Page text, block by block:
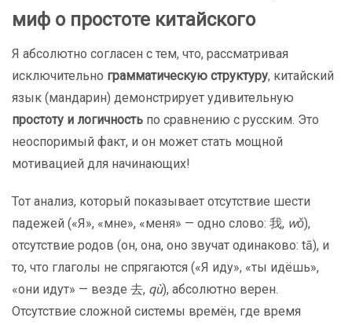
миф о простоте китайского
Я абсолютно согласен с тем, что, рассматривая
исключительно грамматическую структуру, китайский
язык (мандарин) демонстрирует удивительную
простоту и логичность по сравнению с русским. Это
неоспоримый факт, и он может стать мощной
мотивацией для начинающих!
Тот анализ, который показывает отсутствие шести
падежей («Я», «мне», «меня» — одно слово: 我, wǒ),
отсутствие родов (он, она, оно звучат одинаково: tā), и
то, что глаголы не спрягаются («Я иду», «ты идёшь»,
«они идут» — везде 去, qù), абсолютно верен.
Отсутствие сложной системы времён, где время